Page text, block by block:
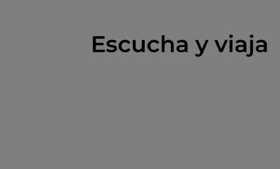
Escucha y viaja